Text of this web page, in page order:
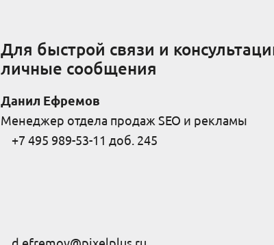
Для быстрой связи и
личные сообщения
Данил Ефремов
Менеджер отдела продаж SEO и рекламы
+7 495 989-53-11 доб. 245